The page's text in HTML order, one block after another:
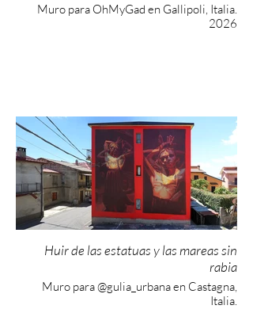
Muro para OhMyGad en Gallipoli, Italia.
2026
Huir de las estatuas y las mareas sin
rabia
Muro para @gulia_urbana en Castagna,
Italia.